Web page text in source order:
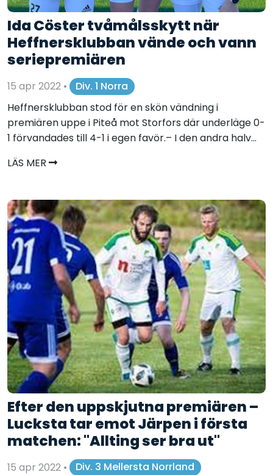
Ida Cöster tvåmålsskytt när
Heffnersklubban vände och vann
seriepremiären
15 apr 2022 •
Div. 1 Norra
Heffnersklubban stod för en skön vändning i
premiären uppe i Piteå mot Storfors där underläge 0-
1 förvandades till 4-1 i egen favör.– I den andra halv...
LÄS MER
Efter den uppskjutna premiären –
Lucksta tar emot Järpen i första
matchen: "Allting ser bra ut"
15 apr 2022 •
Div. 3 Mellersta Norrland